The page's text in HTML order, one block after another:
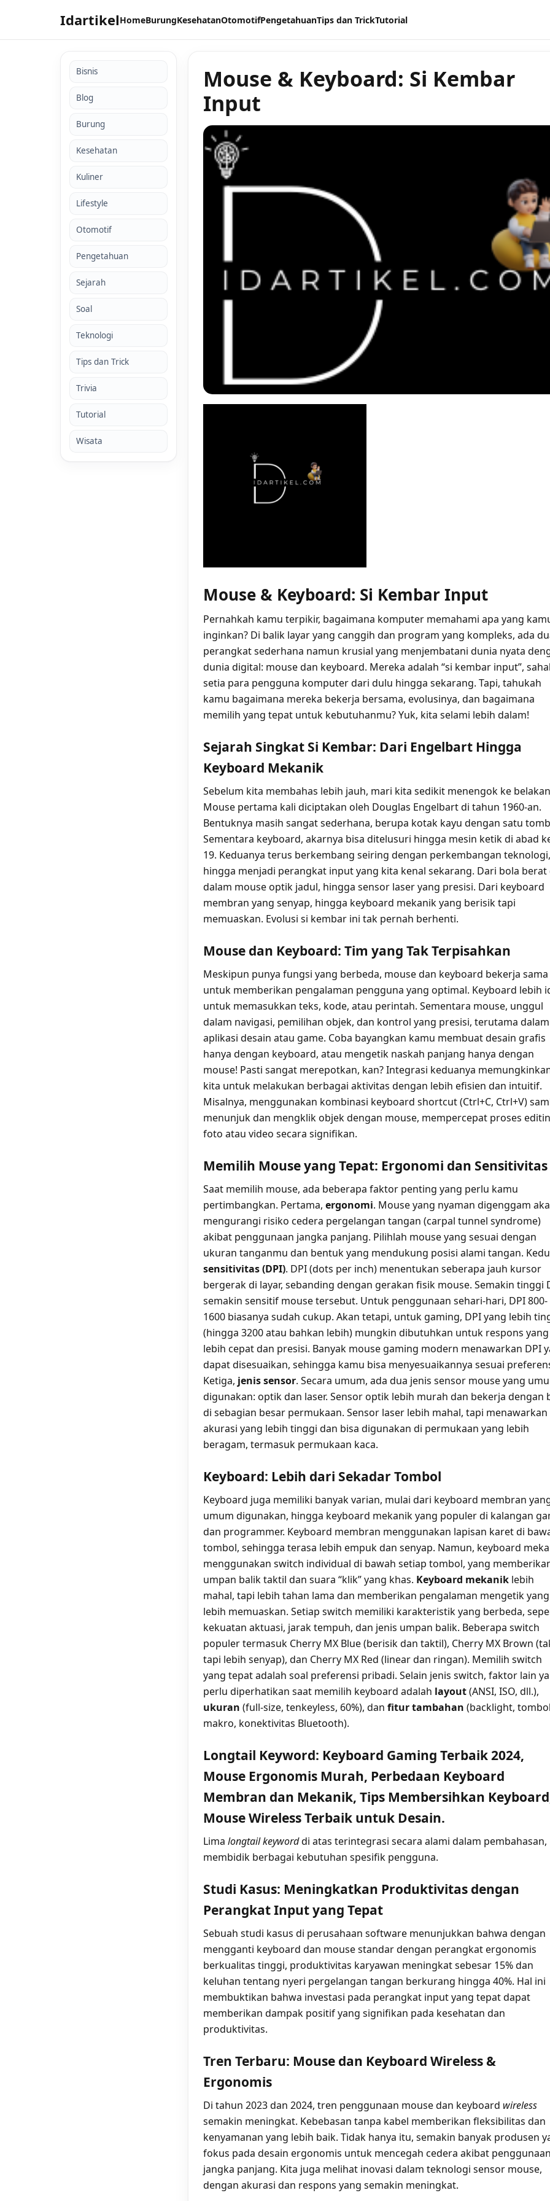
IdartikelHomeBurungKesehatanOtomotifPengetahuanTips dan TrickTutorial
Bisnis
Blog
Burung
Kesehatan
Kuliner
Lifestyle
Otomotif
Pengetahuan
Sejarah
Soal
Teknologi
Tips dan Trick
Trivia
Tutorial
Wisata
Mouse & Keyboard: Si Kembar
Input
Mouse & Keyboard: Si Kembar Input
Pernahkah kamu terpikir, bagaimana komputer memahami apa yang
inginkan? Di balik layar yang canggih dan program yang kompleks, ada
perangkat sederhana namun krusial yang menjembatani dunia nyata
dunia digital: mouse dan keyboard. Mereka adalah “si kembar input”,
setia para pengguna komputer dari dulu hingga sekarang. Tapi, tahukah
kamu bagaimana mereka bekerja bersama, evolusinya, dan bagaimana
memilih yang tepat untuk kebutuhanmu? Yuk, kita selami lebih dalam!
Sejarah Singkat Si Kembar: Dari Engelbart Hingga
Keyboard Mekanik
Sebelum kita membahas lebih jauh, mari kita sedikit menengok ke
Mouse pertama kali diciptakan oleh Douglas Engelbart di tahun 1960-an.
Bentuknya masih sangat sederhana, berupa kotak kayu dengan satu
Sementara keyboard, akarnya bisa ditelusuri hingga mesin ketik di abad
19. Keduanya terus berkembang seiring dengan perkembangan teknologi,
hingga menjadi perangkat input yang kita kenal sekarang. Dari bola berat
dalam mouse optik jadul, hingga sensor laser yang presisi. Dari keyboard
membran yang senyap, hingga keyboard mekanik yang berisik tapi
memuaskan. Evolusi si kembar ini tak pernah berhenti.
Mouse dan Keyboard: Tim yang Tak Terpisahkan
Meskipun punya fungsi yang berbeda, mouse dan keyboard bekerja sama
untuk memberikan pengalaman pengguna yang optimal. Keyboard lebih
untuk memasukkan teks, kode, atau perintah. Sementara mouse, unggul
dalam navigasi, pemilihan objek, dan kontrol yang presisi, terutama dalam
aplikasi desain atau game. Coba bayangkan kamu membuat desain grafis
hanya dengan keyboard, atau mengetik naskah panjang hanya dengan
mouse! Pasti sangat merepotkan, kan? Integrasi keduanya
kita untuk melakukan berbagai aktivitas dengan lebih efisien dan intuitif.
Misalnya, menggunakan kombinasi keyboard shortcut (Ctrl+C, Ctrl+V)
menunjuk dan mengklik objek dengan mouse, mempercepat proses
foto atau video secara signifikan.
Memilih Mouse yang Tepat: Ergonomi dan Sensitivitas
Saat memilih mouse, ada beberapa faktor penting yang perlu kamu
pertimbangkan. Pertama, ergonomi. Mouse yang nyaman digenggam
mengurangi risiko cedera pergelangan tangan (carpal tunnel syndrome)
akibat penggunaan jangka panjang. Pilihlah mouse yang sesuai dengan
ukuran tanganmu dan bentuk yang mendukung posisi alami tangan.
sensitivitas (DPI). DPI (dots per inch) menentukan seberapa jauh kursor
bergerak di layar, sebanding dengan gerakan fisik mouse. Semakin tinggi
semakin sensitif mouse tersebut. Untuk penggunaan sehari-hari, DPI 800-
1600 biasanya sudah cukup. Akan tetapi, untuk gaming, DPI yang lebih
(hingga 3200 atau bahkan lebih) mungkin dibutuhkan untuk respons yang
lebih cepat dan presisi. Banyak mouse gaming modern menawarkan DPI
dapat disesuaikan, sehingga kamu bisa menyesuaikannya sesuai
Ketiga, jenis sensor. Secara umum, ada dua jenis sensor mouse yang
digunakan: optik dan laser. Sensor optik lebih murah dan bekerja dengan
di sebagian besar permukaan. Sensor laser lebih mahal, tapi menawarkan
akurasi yang lebih tinggi dan bisa digunakan di permukaan yang lebih
beragam, termasuk permukaan kaca.
Keyboard: Lebih dari Sekadar Tombol
Keyboard juga memiliki banyak varian, mulai dari keyboard membran
umum digunakan, hingga keyboard mekanik yang populer di kalangan
dan programmer. Keyboard membran menggunakan lapisan karet di
tombol, sehingga terasa lebih empuk dan senyap. Namun, keyboard
menggunakan switch individual di bawah setiap tombol, yang
umpan balik taktil dan suara “klik” yang khas. Keyboard mekanik lebih
mahal, tapi lebih tahan lama dan memberikan pengalaman mengetik yang
lebih memuaskan. Setiap switch memiliki karakteristik yang berbeda,
kekuatan aktuasi, jarak tempuh, dan jenis umpan balik. Beberapa switch
populer termasuk Cherry MX Blue (berisik dan taktil), Cherry MX Brown
tapi lebih senyap), dan Cherry MX Red (linear dan ringan). Memilih switch
yang tepat adalah soal preferensi pribadi. Selain jenis switch, faktor lain
perlu diperhatikan saat memilih keyboard adalah layout(ANSI, ISO, dll.),
ukuran (full-size, tenkeyless, 60%), dan fitur tambahan (backlight, tombol
makro, konektivitas Bluetooth).
Longtail Keyword: Keyboard Gaming Terbaik 2024,
Mouse Ergonomis Murah, Perbedaan Keyboard
Membran dan Mekanik, Tips Membersihkan
Mouse Wireless Terbaik untuk Desain.
Lima longtail keyworddi atas terintegrasi secara alami dalam pembahasan,
membidik berbagai kebutuhan spesifik pengguna.
Studi Kasus: Meningkatkan Produktivitas dengan
Perangkat Input yang Tepat
Sebuah studi kasus di perusahaan software menunjukkan bahwa dengan
mengganti keyboard dan mouse standar dengan perangkat ergonomis
berkualitas tinggi, produktivitas karyawan meningkat sebesar 15% dan
keluhan tentang nyeri pergelangan tangan berkurang hingga 40%. Hal ini
membuktikan bahwa investasi pada perangkat input yang tepat dapat
memberikan dampak positif yang signifikan pada kesehatan dan
produktivitas.
Tren Terbaru: Mouse dan Keyboard Wireless &
Ergonomis
Di tahun 2023 dan 2024, tren penggunaan mouse dan keyboard wireless
semakin meningkat. Kebebasan tanpa kabel memberikan fleksibilitas dan
kenyamanan yang lebih baik. Tidak hanya itu, semakin banyak produsen
fokus pada desain ergonomis untuk mencegah cedera akibat penggunaan
jangka panjang. Kita juga melihat inovasi dalam teknologi sensor mouse,
dengan akurasi dan respons yang semakin meningkat.